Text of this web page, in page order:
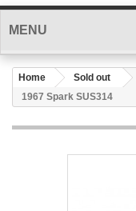
MENU
Home Sold out
1967 Spark SUS314